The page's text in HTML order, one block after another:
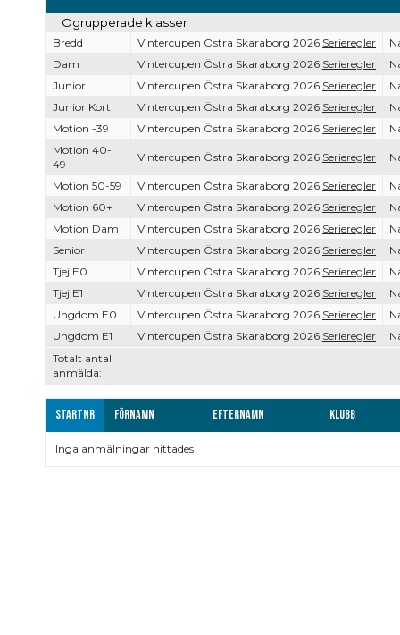
Totalt antal
anmälda:
Ogrupperade klasser
Bredd Vintercupen Östra Skaraborg 2026 Serieregler
Dam
Vintercupen Östra Skaraborg 2026 Serieregler
Junior
Vintercupen Östra Skaraborg 2026 Serieregler
Junior Kort
Vintercupen Östra Skaraborg 2026 Serieregler
Motion -39
Vintercupen Östra Skaraborg 2026 Serieregler
Motion 40-
49
Vintercupen Östra Skaraborg 2026 Serieregler
Motion 50-59 Vintercupen Östra Skaraborg 2026 Serieregler
Motion 60+
Vintercupen Östra Skaraborg 2026 Serieregler
Motion Dam
Vintercupen Östra Skaraborg 2026 Serieregler
Senior
Vintercupen Östra Skaraborg 2026 Serieregler
Tjej E0
Vintercupen Östra Skaraborg 2026 Serieregler
Tjej E1
Vintercupen Östra Skaraborg 2026 Serieregler
Ungdom E0
Vintercupen Östra Skaraborg 2026 Serieregler
Ungdom E1
Vintercupen Östra Skaraborg 2026 Serieregler
Startnr Förnamn Efternamn Klubb
Inga anmälningar hittades